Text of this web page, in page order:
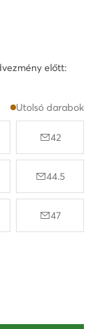
előtt:
Utolsó darabok
42
44.5
47